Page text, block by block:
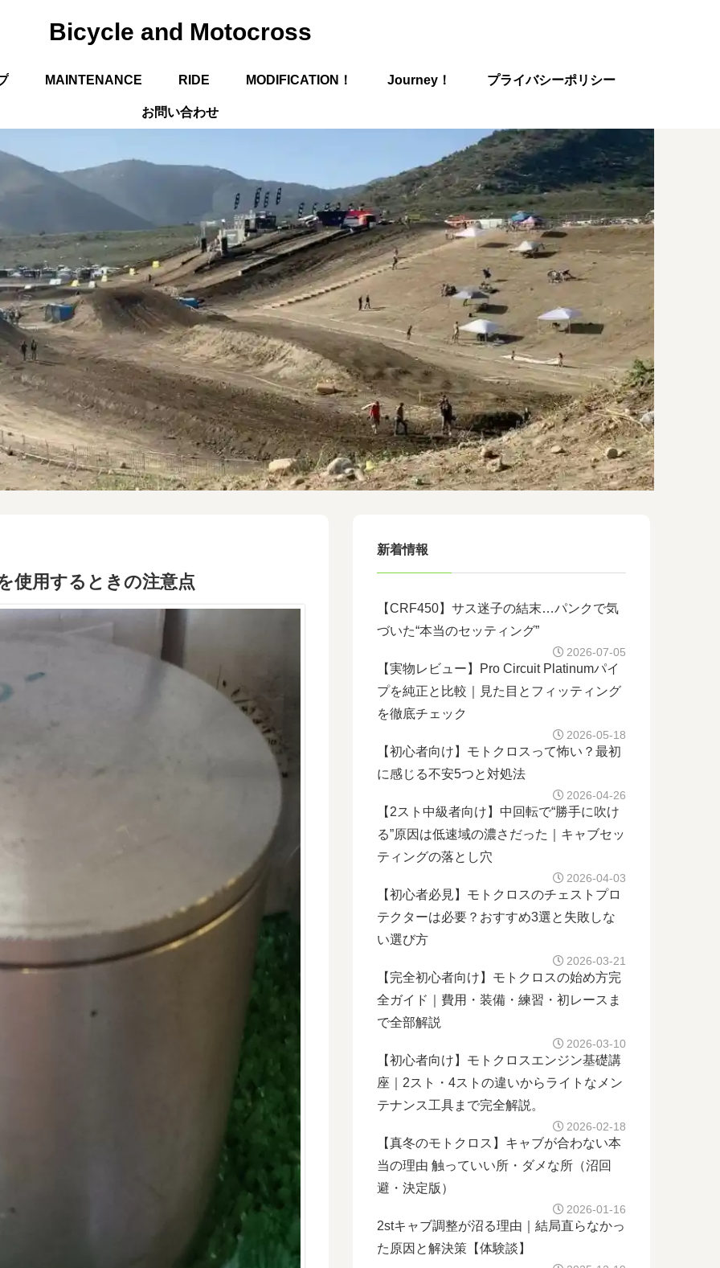
Bicycle and Motocross
MAINTENANCE RIDE MODIFICATION！ Journey！ プライバシーポリシー
お問い合わせ
使用するときの注意点
新着情報
【CRF450】サス迷子の結末…パンクで気
づいた“本当のセッティング”
2026-07-05
【実物レビュー】Pro Circuit Platinumパイ
プを純正と比較｜見た目とフィッティング
を徹底チェック
2026-05-18
【初心者向け】モトクロスって怖い？最初
に感じる不安5つと対処法
2026-04-26
【2スト中級者向け】中回転で“勝手に吹け
る”原因は低速域の濃さだった｜キャブセッ
ティングの落とし穴
2026-04-03
【初心者必見】モトクロスのチェストプロ
テクターは必要？おすすめ3選と失敗しな
い選び方
2026-03-21
【完全初心者向け】モトクロスの始め方完
全ガイド｜費用・装備・練習・初レースま
で全部解説
2026-03-10
【初心者向け】モトクロスエンジン基礎講
座｜2スト・4ストの違いからライトなメン
テナンス工具まで完全解説。
2026-02-18
【真冬のモトクロス】キャブが合わない本
当の理由 触っていい所・ダメな所（沼回
避・決定版）
2026-01-16
2stキャブ調整が沼る理由｜結局直らなかっ
た原因と解決策【体験談】